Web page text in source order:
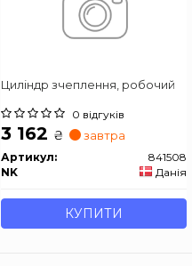
Циліндр зчеплення, робочий
0 відгуків
3 162 ₴ завтра
Артикул:
841508
NK
Данія
КУПИТИ